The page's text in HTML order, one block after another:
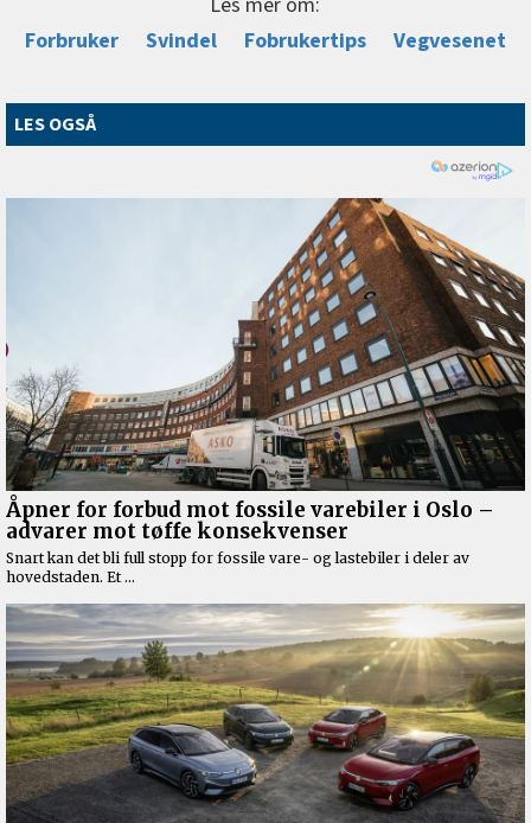
Forbruker
Svindel Fobrukertips Vegvesenet
LES OGSÅ